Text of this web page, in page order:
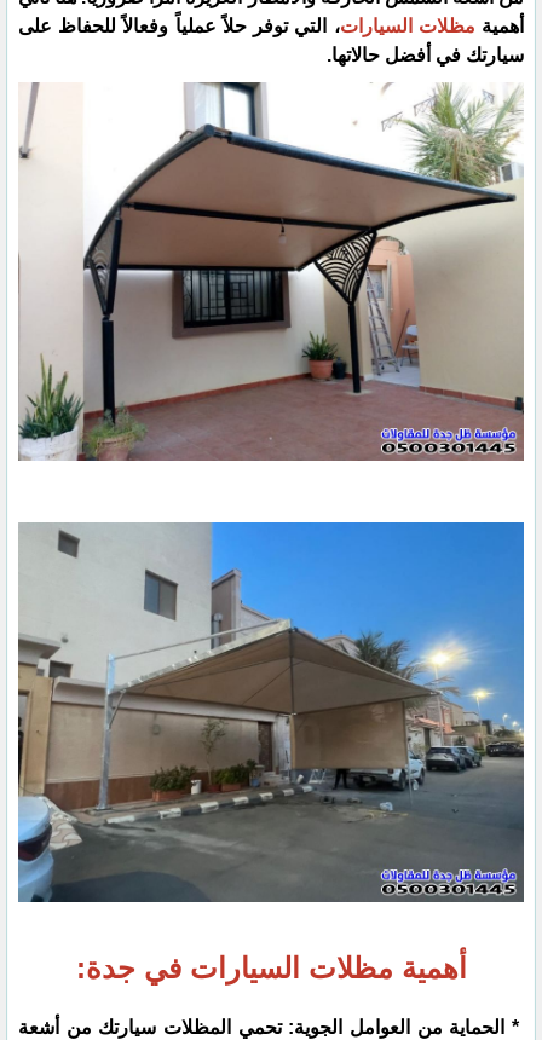
أهمية مظلات السيارات، التي توفر حلاً عملياً وفعالاً للحفاظ على
سيارتك في أفضل حالاتها.
أهمية مظلات السيارات في جدة:
* الحماية من العوامل الجوية: تحمي المظلات سيارتك من أشعة